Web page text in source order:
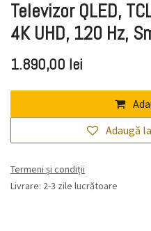
Televizor QLED,
4K UHD, 120 Hz,
1.890,00 lei
Adaugă
Termeni și condiții
Livrare: 2-3 zile lucrătoare